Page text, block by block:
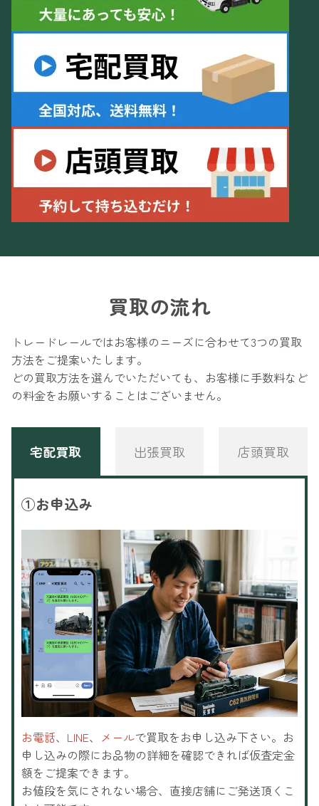
買取の流れ
トレードレールではお客様のニーズに合わせて3つの買取
方法をご提案いたします。
どの買取方法を選んでいただいても、お客様に手数料など
の料金をお願いすることはございません。
宅配買取 出張買取 店頭買取
①お申込み
お電話、 LINE、 メールで買取をお申し込み下さい。お
申し込みの際にお品物の詳細を確認できれば仮査定金
額をご提案できます。
お値段を気にされない場合、直接店舗にご発送頂くこ